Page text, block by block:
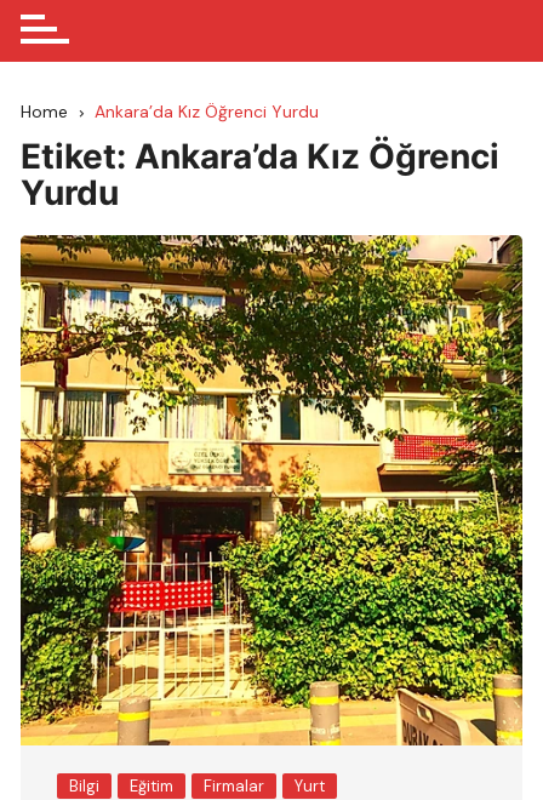
Home Ankara’da Kız Öğrenci Yurdu
Etiket: Ankara’da Kız Öğrenci
Yurdu
Bilgi Eğitim Firmalar Yurt